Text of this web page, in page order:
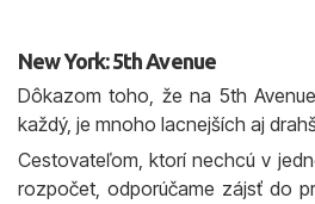
New York: 5th Avenue
Dôkazom toho, že na 5th
každý, je mnoho lacnejších aj
Cestovateľom, ktorí nechcú v
rozpočet, odporúčame zájsť do